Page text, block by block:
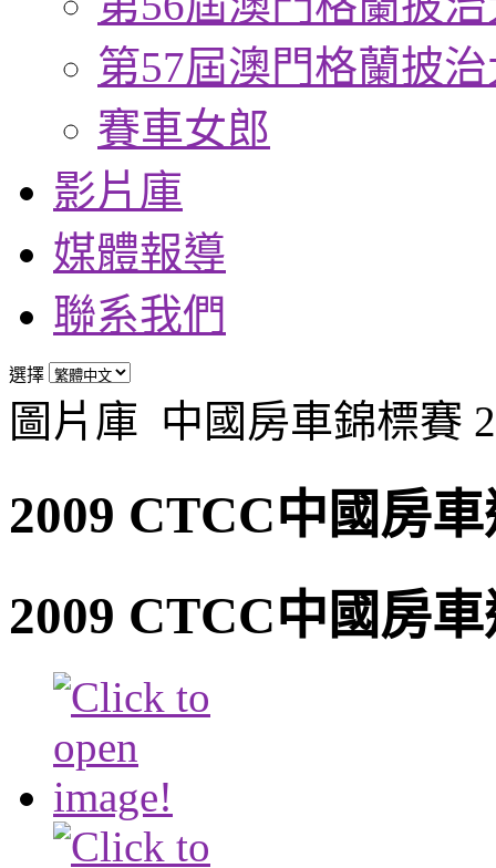
第57屆澳門格蘭披
賽車女郎
影片庫
媒體報導
聯系我們
選擇
圖片庫 中國房車錦標賽
2009 CTCC中國房
2009 CTCC中國房